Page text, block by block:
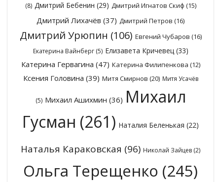
(8) Дмитрий Бебенин (29) Дмитрий Игнатов Скиф (15)
Дмитрий Лихачёв (37) Дмитрий Петров (16)
Дмитрий Урюпин (106) Евгений Чубаров (16)
Екатерина Вайнберг(5) Елизавета Кричевец(33)
Катерина Гервагина (47) Катерина Филипенкова (12)
Ксения Головина (39) Митя Смирнов (20) Митя Усачёв
(5) Михаил Ашихмин (36) Михаил
Гусман (261) Наталия Беленькая (22)
Наталья Караковская (96) Николай Зайцев (2)
Ольга Терещенко (245)